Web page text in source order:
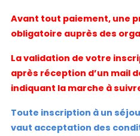
Avant tout paiement, une
obligatoire auprès des
La validation de votre
après réception d’un mail
indiquant la marche à
Toute inscription à un
vaut acceptation des